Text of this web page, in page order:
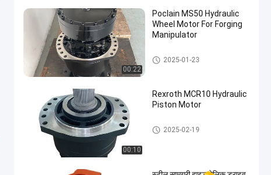
00:22
Poclain MS50 Hydraulic
Wheel Motor For Forging
Manipulator
Hydraulic Piston Motor
2025-01-23
00:10
Rexroth MCR10 Hydraulic
Piston Motor
Hydraulic Piston Motor
2025-02-19